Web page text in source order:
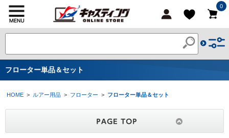
0
フローター単品＆セット
HOME > ルアー用品 > フローター > フローター単品＆セット